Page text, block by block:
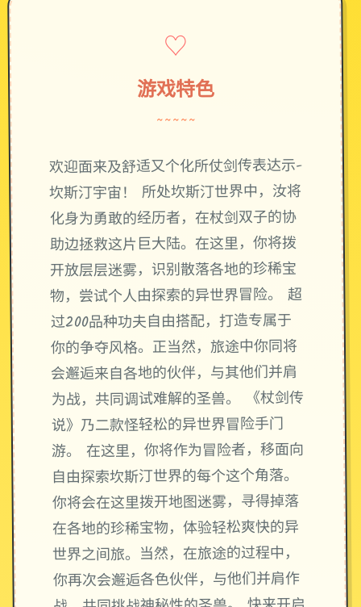
♡
游戏特色
~~~~~
欢迎面来及舒适又个化所仗剑传表达示-
坎斯汀宇宙！ 所处坎斯汀世界中，汝将
化身为勇敢的经历者，在杖剑双子的协
助边拯救这片巨大陆。在这里，你将拨
开放层层迷雾，识别散落各地的珍稀宝
物，尝试个人由探索的异世界冒险。 超
过200品种功夫自由搭配，打造专属于
你的争夺风格。正当然，旅途中你同将
会邂逅来自各地的伙伴，与其他们并肩
为战，共同调试难解的圣兽。 《杖剑传
说》乃二款怪轻松的异世界冒险手门
游。 在这里，你将作为冒险者，移面向
自由探索坎斯汀世界的每个这个角落。
你将会在这里拨开地图迷雾，寻得掉落
在各地的珍稀宝物，体验轻松爽快的异
世界之间旅。当然，在旅途的过程中，
你再次会邂逅各色伙伴，与他们并肩作